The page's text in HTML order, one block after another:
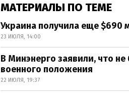
МАТЕРИАЛЫ ПО ТЕМЕ
Украина получила еще
23 ИЮЛЯ, 14:00
В Минэнерго заявили, что
военного положения
22 ИЮЛЯ, 19:37